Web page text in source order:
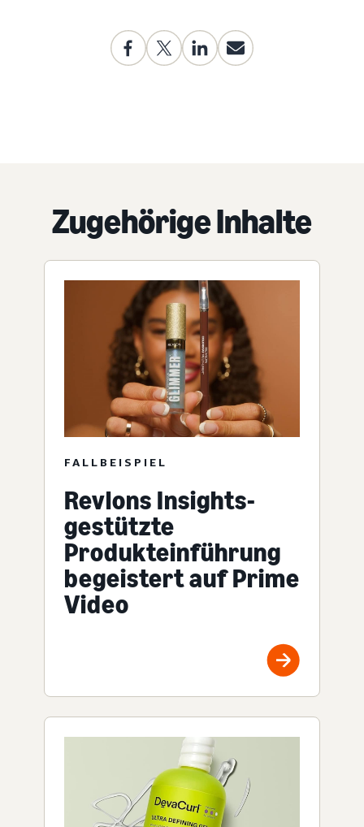
Zugehörige Inhalte
FALLBEISPIEL
Revlons Insights-
gestützte
Produkteinführung
begeistert auf Prime
Video